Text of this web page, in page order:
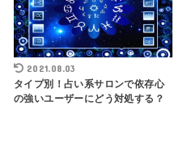
2021.08.03
タイプ別！占い系サロンで依存心
の強いユーザーにどう対処する？